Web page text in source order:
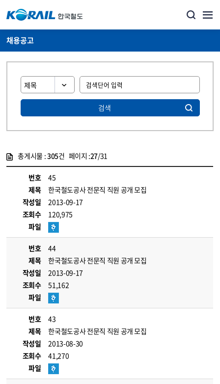
채용공고
검색
총게시물 :305건 페이지 :27/31
번호
45
제목
한국철도공사 전문직 직원 공개 모집
작성일
2013-09-17
조회수
120,975
파일
번호
44
제목
한국철도공사 전문직 직원 공개 모집
작성일
2013-09-17
조회수
51,162
파일
번호
43
제목
한국철도공사 전문직 직원 공개 모집
작성일
2013-08-30
조회수
41,270
파일